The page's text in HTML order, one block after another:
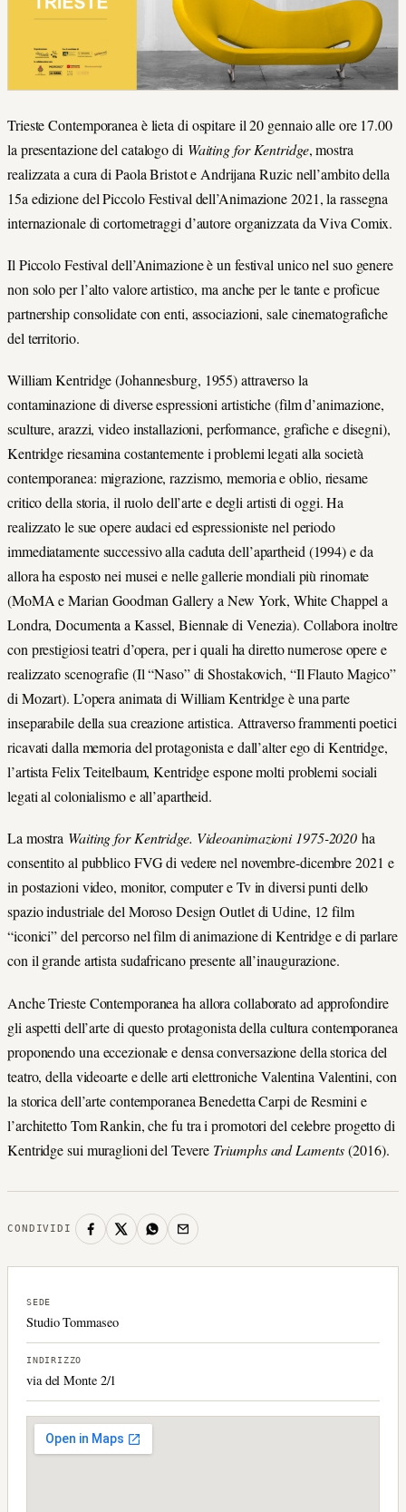
Trieste Contemporanea è lieta di ospitare il 20 gennaio alle ore 17.00
la presentazione del catalogo di Waiting for Kentridge, mostra
realizzata a cura di Paola Bristot e Andrijana Ruzic nell’ambito della
15a edizione del Piccolo Festival dell’Animazione 2021, la rassegna
internazionale di cortometraggi d’autore organizzata da Viva Comix.
Il Piccolo Festival dell’Animazione è un festival unico nel suo genere
non solo per l’alto valore artistico, ma anche per le tante e proficue
partnership consolidate con enti, associazioni, sale cinematografiche
del territorio.
William Kentridge (Johannesburg, 1955) attraverso la
contaminazione di diverse espressioni artistiche (film d’animazione,
sculture, arazzi, video installazioni, performance, grafiche e disegni),
Kentridge riesamina costantemente i problemi legati alla società
contemporanea: migrazione, razzismo, memoria e oblio, riesame
critico della storia, il ruolo dell’arte e degli artisti di oggi. Ha
realizzato le sue opere audaci ed espressioniste nel periodo
immediatamente successivo alla caduta dell’apartheid (1994) e da
allora ha esposto nei musei e nelle gallerie mondiali più rinomate
(MoMA e Marian Goodman Gallery a New York, White Chappel a
Londra, Documenta a Kassel, Biennale di Venezia). Collabora inoltre
con prestigiosi teatri d’opera, per i quali ha diretto numerose opere e
realizzato scenografie (Il “Naso” di Shostakovich, “Il Flauto Magico”
di Mozart). L’opera animata di William Kentridge è una parte
inseparabile della sua creazione artistica. Attraverso frammenti poetici
ricavati dalla memoria del protagonista e dall’alter ego di Kentridge,
l’artista Felix Teitelbaum, Kentridge espone molti problemi sociali
legati al colonialismo e all’apartheid.
La mostra Waiting for Kentridge. Videoanimazioni 1975-2020 ha
consentito al pubblico FVG di vedere nel novembre-dicembre 2021 e
in postazioni video, monitor, computer e Tv in diversi punti dello
spazio industriale del Moroso Design Outlet di Udine, 12 film
“iconici” del percorso nel film di animazione di Kentridge e di parlare
con il grande artista sudafricano presente all’inaugurazione.
Anche Trieste Contemporanea ha allora collaborato ad approfondire
gli aspetti dell’arte di questo protagonista della cultura contemporanea
proponendo una eccezionale e densa conversazione della storica del
teatro, della videoarte e delle arti elettroniche Valentina Valentini, con
la storica dell’arte contemporanea Benedetta Carpi de Resmini e
l’architetto Tom Rankin, che fu tra i promotori del celebre progetto di
Kentridge sui muraglioni del Tevere Triumphs and Laments(2016).
CONDIVIDI
SEDE
Studio Tommaseo
INDIRIZZO
via del Monte 2/1